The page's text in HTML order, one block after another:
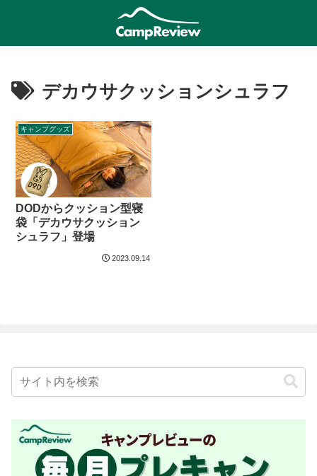
デカウサクッションシュラフ
キャンプグッズ
DODからクッション型寝
袋「デカウサクッション
シュラフ」登場
2023.09.14